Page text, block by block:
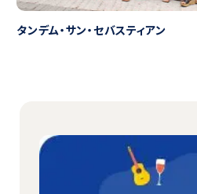
タンデム・サン・セバスティアン